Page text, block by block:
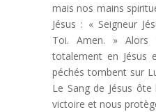
mais nos mains
Jésus : « Seigneur
Toi. Amen. » Alors
totalement en Jésus
péchés tombent sur
Le Sang de Jésus
victoire et nous